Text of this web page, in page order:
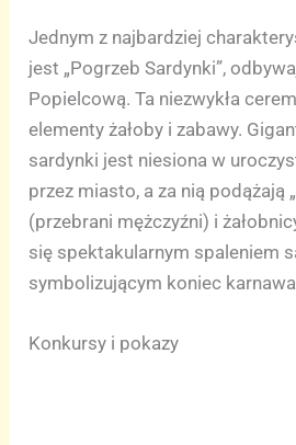
Jednym z najbardziej
jest „Pogrzeb Sardynki”,
Popielcową. Ta niezwykła
elementy żałoby i zabawy.
sardynki jest niesiona w
przez miasto, a za nią podążają
(przebrani mężczyźni) i
się spektakularnym spaleniem
symbolizującym koniec
Konkursy i pokazy